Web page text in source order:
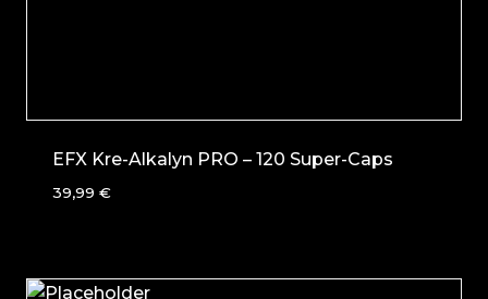
EFX Kre-Alkalyn PRO – 120 Super-Caps
39,99 €